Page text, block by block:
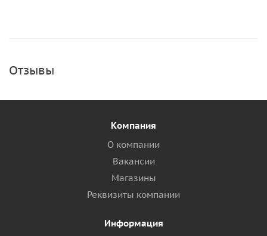
Отзывы
Компания
О компании
Вакансии
Магазины
Реквизиты компании
Информация